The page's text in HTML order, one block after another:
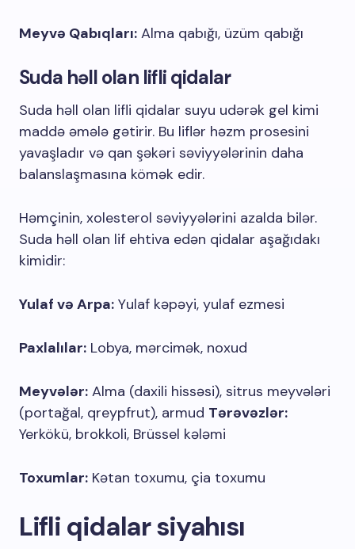
Meyvə Qabıqları: Alma qabığı, üzüm qabığı
Suda həll olan lifli qidalar
Suda həll olan lifli qidalar suyu udərək gel kimi
maddə əmələ gətirir. Bu liflər həzm prosesini
yavaşladır və qan şəkəri səviyyələrinin daha
balanslaşmasına kömək edir.
Həmçinin, xolesterol səviyyələrini azalda bilər.
Suda həll olan lif ehtiva edən qidalar aşağıdakı
kimidir:
Yulaf və Arpa: Yulaf kəpəyi, yulaf ezmesi
Paxlalılar: Lobya, mərcimək, noxud
Meyvələr: Alma (daxili hissəsi), sitrus meyvələri
(portağal, qreypfrut), armud Tərəvəzlər:
Yerkökü, brokkoli, Brüssel kələmi
Toxumlar: Kətan toxumu, çia toxumu
Lifli qidalar siyahısı